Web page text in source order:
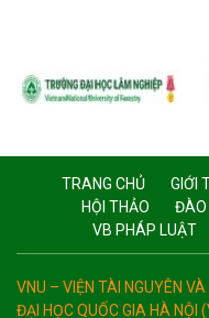
TRANG CHỦ GIỚI
HỘI THẢO
ĐÀO
VB PHÁP LUẬT
VNU – VIỆN TÀI NGUYÊN
ĐẠI HỌC QUỐC GIA HÀ NỘI